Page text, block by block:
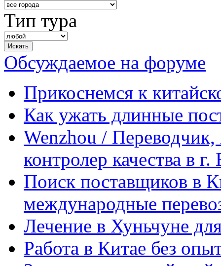
Тип тура
Обсуждаемое на форуме
Прикоснемся к
Как ужать длинные
Wenzhou / Переводчик,
контролер качества в
Поиск поставщиков в
международные
Лечение в Хуньчуне
Работа в Китае без